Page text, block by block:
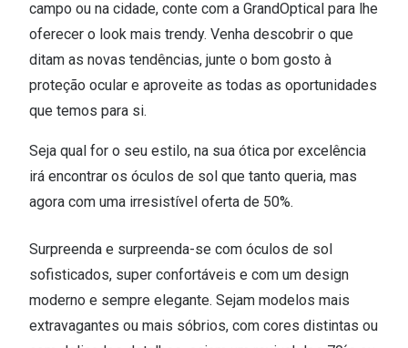
campo ou na cidade, conte com a GrandOptical para lhe
oferecer o look mais trendy. Venha descobrir o que
ditam as novas tendências, junte o bom gosto à
proteção ocular e aproveite as todas as oportunidades
que temos para si.
Seja qual for o seu estilo, na sua ótica por excelência
irá encontrar os óculos de sol que tanto queria, mas
agora com uma irresistível oferta de 50%.
Surpreenda e surpreenda-se com óculos de sol
sofisticados, super confortáveis e com um design
moderno e sempre elegante. Sejam modelos mais
extravagantes ou mais sóbrios, com cores distintas ou